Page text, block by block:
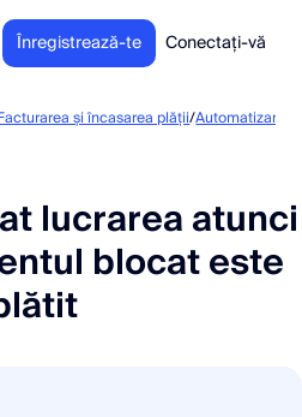
Înregistrează-te Conectați-vă
și încasarea plății/Automatizarea
lucrarea atunci
blocat este